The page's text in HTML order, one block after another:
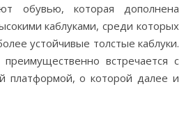
обувью, которая дополнена
каблуками, среди которых
устойчивые толстые каблуки.
встречается с
платформой, о которой далее и